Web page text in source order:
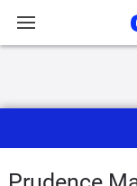
Actu